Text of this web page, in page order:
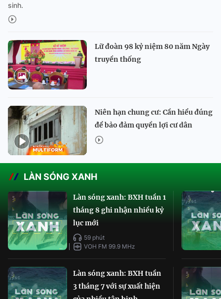
sinh.
Lữ đoàn 98 kỷ niệm 80 năm Ngày
truyền thống
Niên hạn chung cư: Cần hiểu đúng
để bảo đảm quyền lợi cư dân
LÀN SÓNG XANH
Làn sóng xanh: BXH tuần 1
tháng 8 ghi nhận nhiều kỷ
lục mới
59 phút
VOH FM 99.9 MHz
Làn sóng xanh: BXH tuần
3 tháng 7 với sự xuất hiện